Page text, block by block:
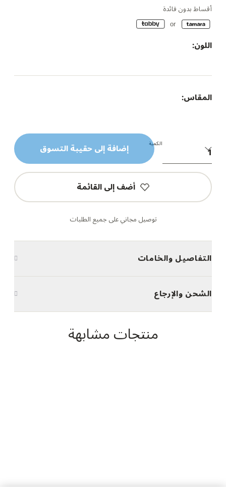
أقساط بدون فائدة
اللون:
المقاس:
الكمية إضافة إلى حقيبة التسوق
أضف إلى القائمة
توصيل مجاني على جميع الطلبات
التفاصيل والخامات
الشحن والإرجاع
منتجات مشابهة